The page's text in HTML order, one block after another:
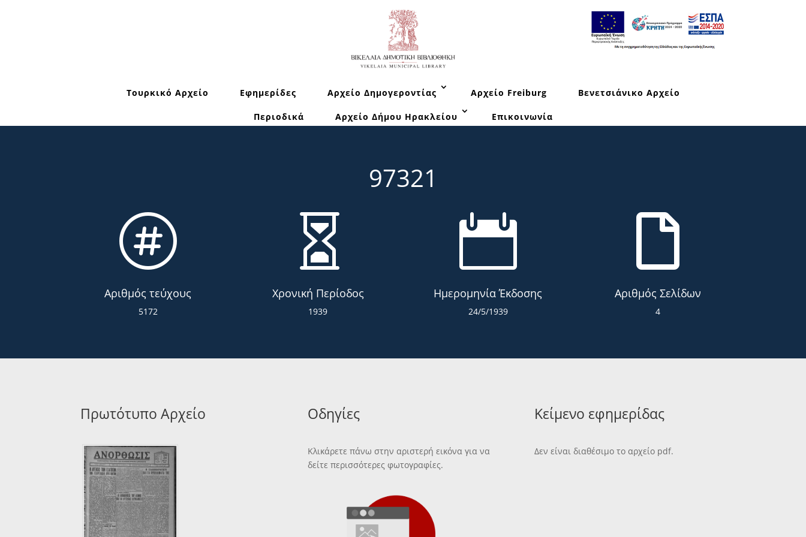
Τουρκικό Αρχείο Εφημερίδες Αρχείο Δημογεροντίας Αρχείο Freiburg Βενετσιάνικο Αρχείο
Περιοδικά Αρχείο Δήμου Ηρακλείου Επικοινωνία
97321

Αριθμός τεύχους
5172

Χρονική Περίοδος
1939

Ημερομηνία Έκδοσης
24/5/1939

Αριθμός Σελίδων
4
Πρωτότυπο Αρχείο Οδηγίες
Κλικάρετε πάνω στην αριστερή εικόνα για να
δείτε περισσότερες φωτογραφίες.
Κείμενο εφημερίδας
Δεν είναι διαθέσιμο το αρχείο pdf.